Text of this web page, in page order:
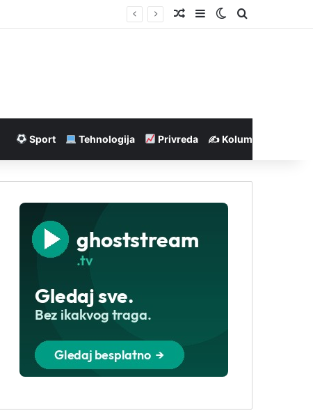
Nasumičan članak
SidebarSwitch skin
Pretraga
Sport Tehnologija Privreda ✍️ Kolumne